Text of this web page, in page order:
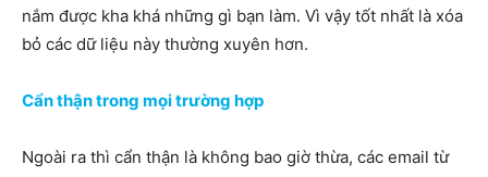
nắm được kha khá những gì bạn làm. Vì vậy tốt nhất là xóa
bỏ các dữ liệu này thường xuyên hơn.
Cẩn thận trong mọi trường hợp
Ngoài ra thì cẩn thận là không bao giờ thừa, các email từ